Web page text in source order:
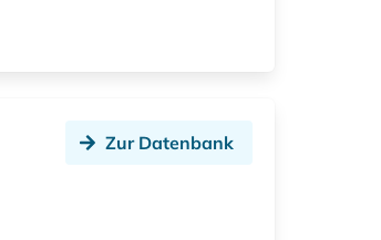
Zur Datenbank